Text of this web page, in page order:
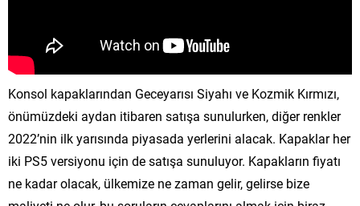
Konsol kapaklarından Geceyarısı Siyahı ve Kozmik Kırmızı,
önümüzdeki aydan itibaren satışa sunulurken, diğer renkler
2022’nin ilk yarısında piyasada yerlerini alacak. Kapaklar her
iki PS5 versiyonu için de satışa sunuluyor. Kapakların fiyatı
ne kadar olacak, ülkemize ne zaman gelir, gelirse bize